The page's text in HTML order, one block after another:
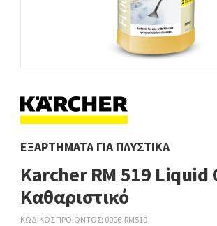
ΕΞΑΡΤΉΜΑΤΑ ΓΙΑ ΠΛΥΣΤΙΚΆ
Karcher RM 519 Liquid
Καθαριστικό
ΚΩΔΙΚΟΣ ΠΡΟΪΟΝΤΟΣ 0006-RM519